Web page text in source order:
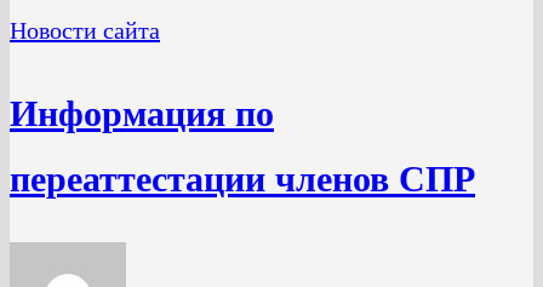
Новости сайта
Информация по
переаттестации членов СПР